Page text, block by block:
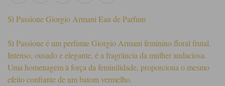
Sì Passione Giorgio Armani Eau de Parfum
Sì Passione é um perfume Giorgio Armani feminino floral frutal.
Intenso, ousado e elegante, é a fragrância da mulher audaciosa.
Uma homenagem à força da feminilidade, proporciona o mesmo
efeito confiante de um batom vermelho.